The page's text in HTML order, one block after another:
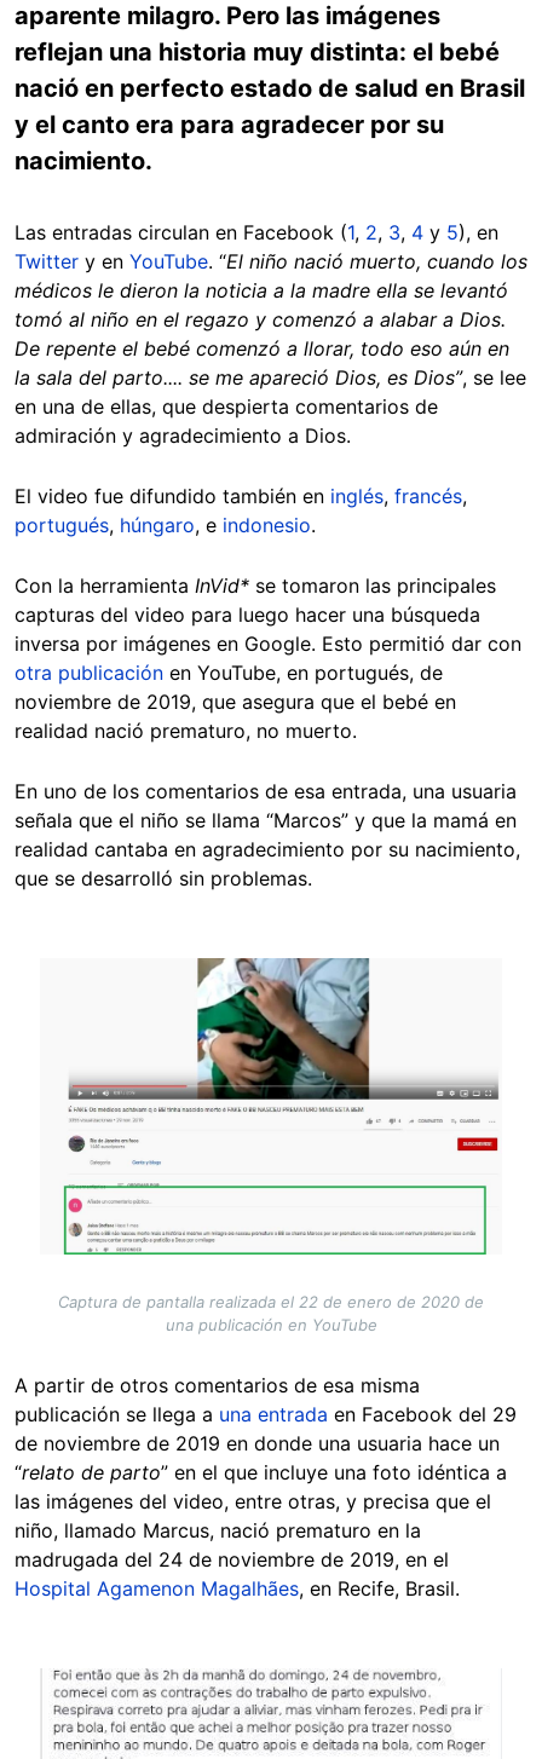
aparente milagro. Pero las imágenes
reflejan una historia muy distinta: el bebé
nació en perfecto estado de salud en Brasil
y el canto era para agradecer por su
nacimiento.
Las entradas circulan en Facebook (1, 2, 3, 4 y 5), en
Twitter y en YouTube. “El niño nació muerto, cuando los
médicos le dieron la noticia a la madre ella se levantó
tomó al niño en el regazo y comenzó a alabar a Dios.
De repente el bebé comenzó a llorar, todo eso aún en
la sala del parto.... se me apareció Dios, es Dios”, se lee
en una de ellas, que despierta comentarios de
admiración y agradecimiento a Dios.
El video fue difundido también en inglés, francés,
portugués, húngaro, e indonesio.
Con la herramienta InVid* se tomaron las principales
capturas del video para luego hacer una búsqueda
inversa por imágenes en Google. Esto permitió dar con
otra publicación en YouTube, en portugués, de
noviembre de 2019, que asegura que el bebé en
realidad nació prematuro, no muerto.
En uno de los comentarios de esa entrada, una usuaria
señala que el niño se llama “Marcos” y que la mamá en
realidad cantaba en agradecimiento por su nacimiento,
que se desarrolló sin problemas.
Captura de pantalla realizada el 22 de enero de 2020 de
una publicación en YouTube
A partir de otros comentarios de esa misma
publicación se llega a una entrada en Facebook del 29
de noviembre de 2019 en donde una usuaria hace un
“relato de parto” en el que incluye una foto idéntica a
las imágenes del video, entre otras, y precisa que el
niño, llamado Marcus, nació prematuro en la
madrugada del 24 de noviembre de 2019, en el
Hospital Agamenon Magalhães, en Recife, Brasil.
Image